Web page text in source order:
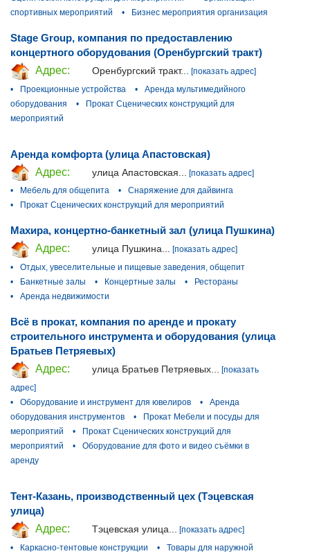
спортивных мероприятий
• Бизнес мероприятия организация
Stage Group, компания по предоставлению
концертного оборудования (Оренбургский тракт)
Адрес:
Оренбургский тракт...
[показать адрес]
•
Проекционные устройства •
Аренда мультимедийного
оборудования
•
Прокат Сценических конструкций для
мероприятий
Аренда комфорта (улица Апастовская)
Адрес:
улица Апастовская...
[показать адрес]
•
Мебель для общепита •
Снаряжение для дайвинга
•
Прокат Сценических конструкций для мероприятий
Махира, концертно-банкетный зал (улица Пушкина)
Адрес:
улица Пушкина... [показать адрес]
•
Отдых, увеселительные и пищевые заведения, общепит
•
Банкетные залы • Концертные залы •
Рестораны
•
Аренда недвижимости
Всё в прокат, компания по аренде и прокату
строительного инструмента и оборудования (улица
Братьев Петряевых)
Адрес:
улица Братьев Петряевых...
[показать
адрес]
•
Оборудование и инструмент для ювелиров •
Аренда
оборудования инструментов
•
Прокат Мебели и посуды для
мероприятий
•
Прокат Сценических конструкций для
мероприятий
•
Оборудование для фото и видео съёмки в
аренду
Тент-Казань, производственный цех (Тэцевская
улица)
Адрес:
Тэцевская улица...
[показать адрес]
•
Каркасно-тентовые конструкции •
Товары для наружной